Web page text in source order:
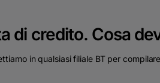
di credito. Cosa
in qualsiasi filiale BT per